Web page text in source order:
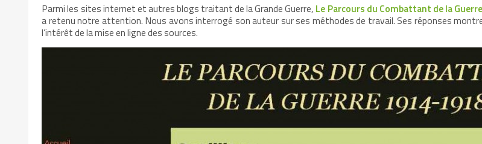
Parmi les sites internet et autres blogs traitant de la Grande Guerre, Le Parcours du Combattant de la
a retenu notre attention. Nous avons interrogé son auteur sur ses méthodes de travail. Ses réponses
l’intérêt de la mise en ligne des sources.